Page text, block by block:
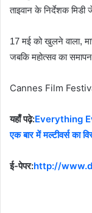
ताइवान के निर्देशक मिडी
17 मई को खुलने वाला,
जबकि महोत्सव का
Cannes Film
यहाँ पढ़े:Everything
एक बार में मल्टीवर्स का
ई-पेपर:http://